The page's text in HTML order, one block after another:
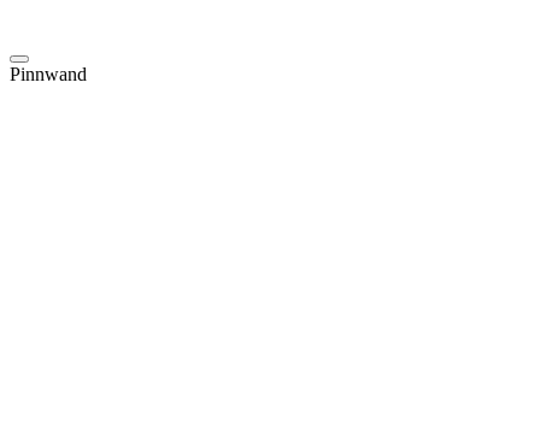
Pinnwand